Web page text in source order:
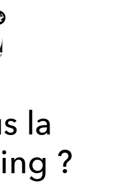
la
?